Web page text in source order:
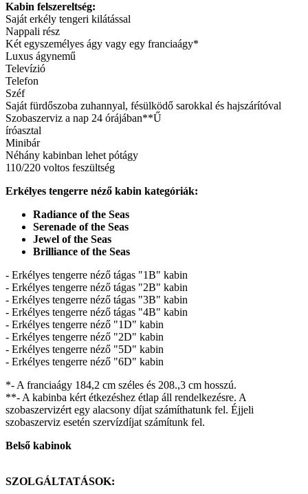
Kabin felszereltség:
Saját erkély tengeri kilátással
Nappali rész
Két egyszemélyes ágy vagy egy franciaágy*
Luxus ágynemű
Televízió
Telefon
Széf
Saját fürdőszoba zuhannyal, fésülködő sarokkal és hajszárítóval
Szobaszerviz a nap 24 órájában**Ű
íróasztal
Minibár
Néhány kabinban lehet pótágy
110/220 voltos feszültség
Erkélyes tengerre néző kabin kategóriák:
Radiance of the Seas
Serenade of the Seas
Jewel of the Seas
Brilliance of the Seas
- Erkélyes tengerre néző tágas "1B" kabin
- Erkélyes tengerre néző tágas "2B" kabin
- Erkélyes tengerre néző tágas "3B" kabin
- Erkélyes tengerre néző tágas "4B" kabin
- Erkélyes tengerre néző "1D" kabin
- Erkélyes tengerre néző "2D" kabin
- Erkélyes tengerre néző "5D" kabin
- Erkélyes tengerre néző "6D" kabin
*- A franciaágy 184,2 cm széles és 208.,3 cm hosszú.
**- A kabinba kért étkezéshez étlap áll rendelkezésre. A
szobaszervizért egy alacsony díjat számíthatunk fel. Éjjeli
szobaszerviz esetén szervízdíjat számítunk fel.
Belső kabinok
SZOLGÁLTATÁSOK: